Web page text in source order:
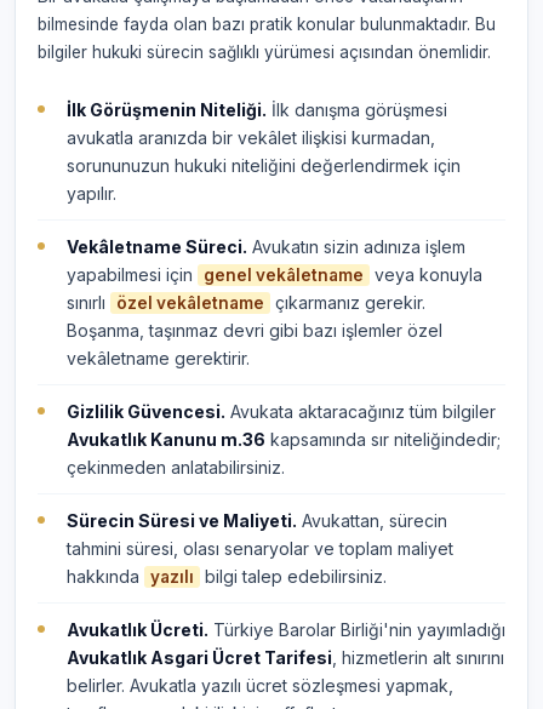
bilmesinde fayda olan bazı pratik konular bulunmaktadır. Bu
bilgiler hukuki sürecin sağlıklı yürümesi açısından önemlidir.
İlk Görüşmenin Niteliği. İlk danışma görüşmesi
avukatla aranızda bir vekâlet ilişkisi kurmadan,
sorununuzun hukuki niteliğini değerlendirmek için
yapılır.
Vekâletname Süreci. Avukatın sizin adınıza işlem
yapabilmesi için
genel vekâletname
veya konuyla
sınırlı
özel vekâletname
çıkarmanız gerekir.
Boşanma, taşınmaz devri gibi bazı işlemler özel
vekâletname gerektirir.
Gizlilik Güvencesi. Avukata aktaracağınız tüm bilgiler
Avukatlık Kanunu m.36 kapsamında sır niteliğindedir;
çekinmeden anlatabilirsiniz.
Sürecin Süresi ve Maliyeti. Avukattan, sürecin
tahmini süresi, olası senaryolar ve toplam maliyet
hakkında
yazılı bilgi talep edebilirsiniz.
Avukatlık Ücreti. Türkiye Barolar Birliği'nin yayımladığı
Avukatlık Asgari Ücret Tarifesi , hizmetlerin alt sınırını
belirler. Avukatla yazılı ücret sözleşmesi yapmak,